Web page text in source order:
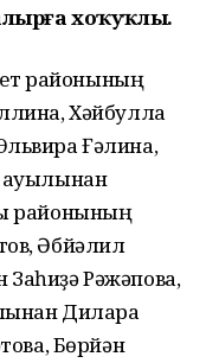
хоҡуҡлы.
районының
Хәйбулла
Ғәлина,
ауылынан
районының
Әбйәлил
Рәжәпова,
Дилара
Бөрйән